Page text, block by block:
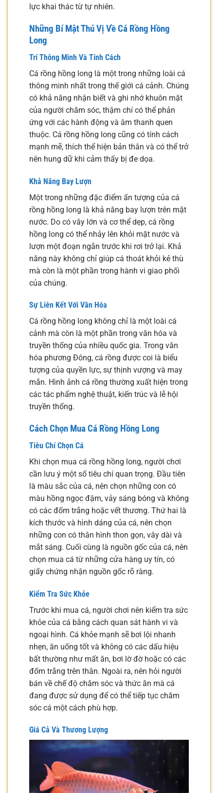
lực khai thác từ tự nhiên.
Những Bí Mật Thú Vị Về Cá Rồng Hồng
Long
Trí Thông Minh Và Tính Cách
Cá rồng hồng long là một trong những loài cá
thông minh nhất trong thế giới cá cảnh. Chúng
có khả năng nhận biết và ghi nhớ khuôn mặt
của người chăm sóc, thậm chí có thể phản
ứng với các hành động và âm thanh quen
thuộc. Cá rồng hồng long cũng có tính cách
mạnh mẽ, thích thể hiện bản thân và có thể trở
nên hung dữ khi cảm thấy bị đe dọa.
Khả Năng Bay Lượn
Một trong những đặc điểm ấn tượng của cá
rồng hồng long là khả năng bay lượn trên mặt
nước. Do có vây lớn và cơ thể dẹp, cá rồng
hồng long có thể nhảy lên khỏi mặt nước và
lượn một đoạn ngắn trước khi rơi trở lại. Khả
năng này không chỉ giúp cá thoát khỏi kẻ thù
mà còn là một phần trong hành vi giao phối
của chúng.
Sự Liên Kết Với Văn Hóa
Cá rồng hồng long không chỉ là một loài cá
cảnh mà còn là một phần trong văn hóa và
truyền thống của nhiều quốc gia. Trong văn
hóa phương Đông, cá rồng được coi là biểu
tượng của quyền lực, sự thịnh vượng và may
mắn. Hình ảnh cá rồng thường xuất hiện trong
các tác phẩm nghệ thuật, kiến trúc và lễ hội
truyền thống.
Cách Chọn Mua Cá Rồng Hồng Long
Tiêu Chí Chọn Cá
Khi chọn mua cá rồng hồng long, người chơi
cần lưu ý một số tiêu chí quan trọng. Đầu tiên
là màu sắc của cá, nên chọn những con có
màu hồng ngọc đậm, vảy sáng bóng và không
có các đốm trắng hoặc vết thương. Thứ hai là
kích thước và hình dáng của cá, nên chọn
những con có thân hình thon gọn, vây dài và
mắt sáng. Cuối cùng là nguồn gốc của cá, nên
chọn mua cá từ những cửa hàng uy tín, có
giấy chứng nhận nguồn gốc rõ ràng.
Kiểm Tra Sức Khỏe
Trước khi mua cá, người chơi nên kiểm tra sức
khỏe của cá bằng cách quan sát hành vi và
ngoại hình. Cá khỏe mạnh sẽ bơi lội nhanh
nhẹn, ăn uống tốt và không có các dấu hiệu
bất thường như mất ăn, bơi lờ đờ hoặc có các
đốm trắng trên thân. Ngoài ra, nên hỏi người
bán về chế độ chăm sóc và thức ăn mà cá
đang được sử dụng để có thể tiếp tục chăm
sóc cá một cách phù hợp.
Giá Cả Và Thương Lượng